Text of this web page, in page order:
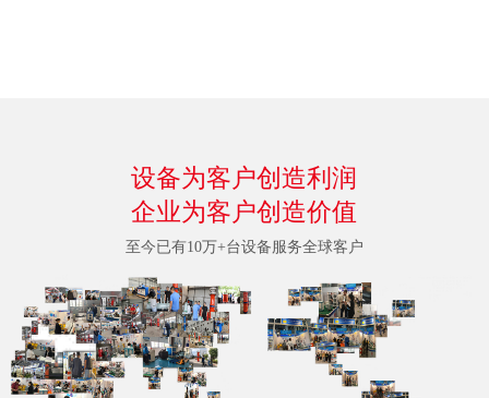
设备为客户创造利润
企业为客户创造价值
至今已有10万+台设备服务全球客户